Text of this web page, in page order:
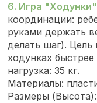
6. Игра
координации:
руками держать
делать шаг). Цель
ходунках
нагрузка: 35 кг.
Материалы:
Размеры